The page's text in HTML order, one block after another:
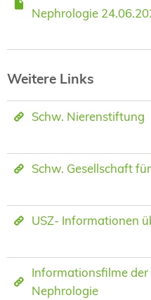
Nephrologie
Weitere Links
Schw. Nierenstiftung
Schw. Gesellschaft
USZ- Informationen
Informationsfilme
Nephrologie